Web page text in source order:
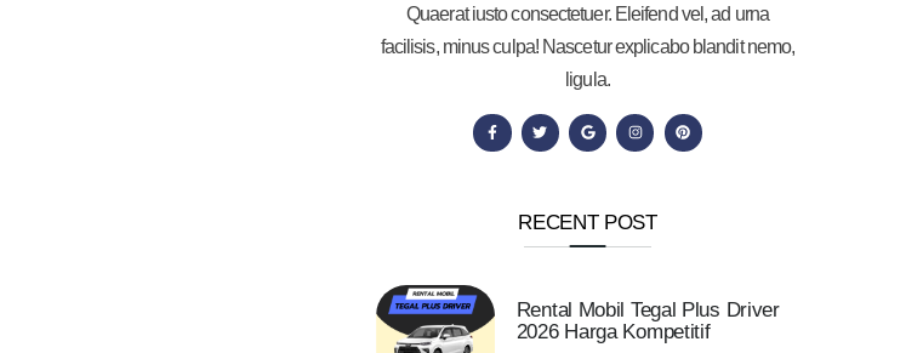
Quaerat iusto consectetuer. Eleifend vel, ad urna
facilisis, minus culpa! Nascetur explicabo blandit nemo,
ligula.
RECENT POST
Rental Mobil Tegal Plus Driver
2026 Harga Kompetitif